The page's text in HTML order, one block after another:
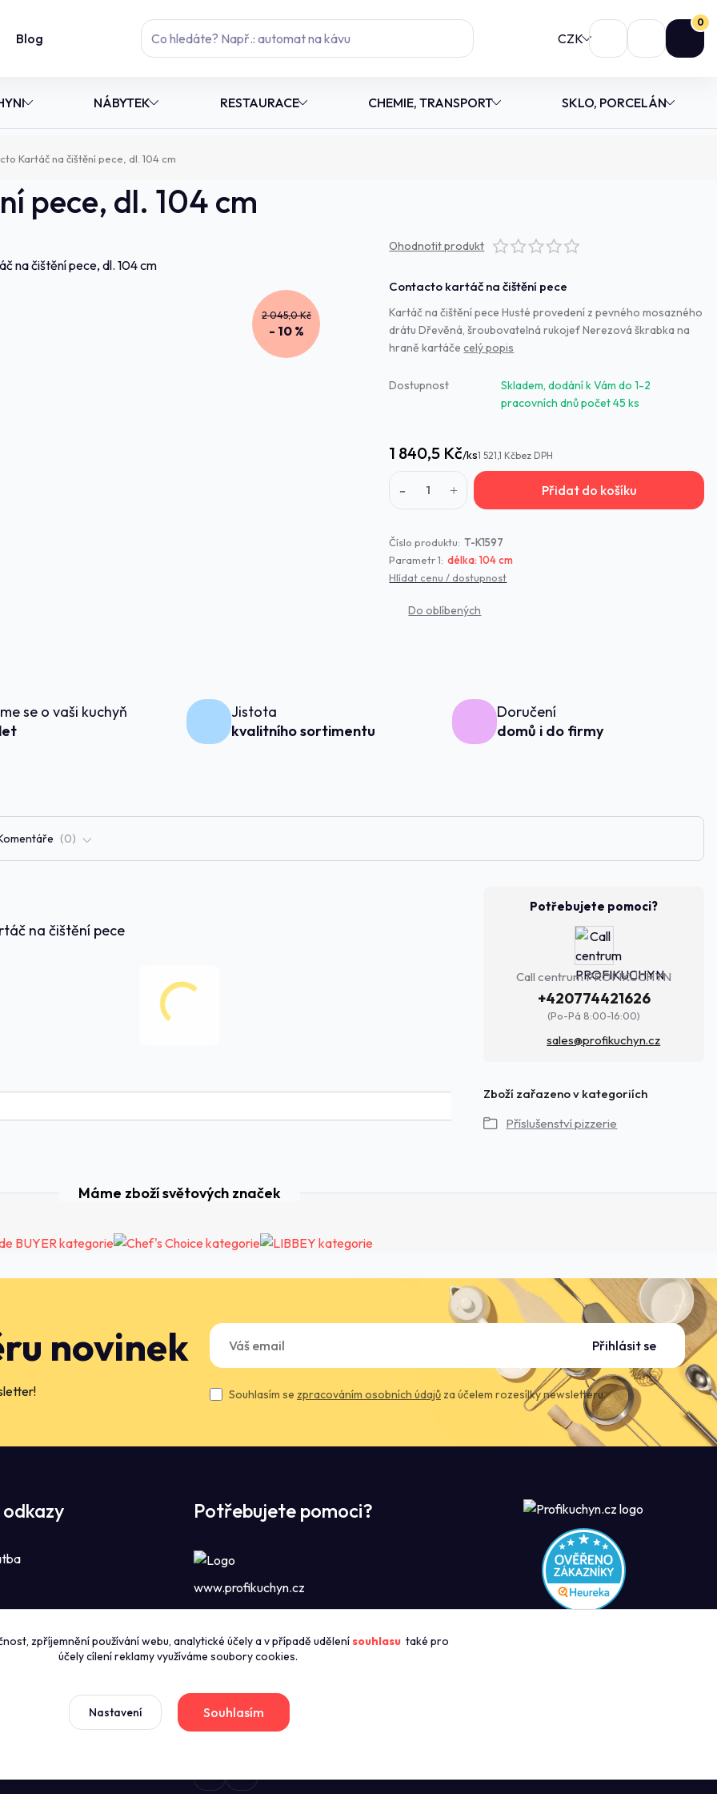
Blog CZK
0
NÁBYTEK RESTAURACE CHEMIE, TRANSPORT SKLO, PORCELÁN
Kartáč na čištění pece, dl. 104 cm
pece, dl. 104 cm
2 045,0 Kč
- 10 %
Ohodnotit produkt
Contacto kartáč na čištění pece
Kartáč na čištění pece Husté provedení z pevného mosazného
drátu Dřevěná, šroubovatelná rukojeť Nerezová škrabka na
hraně kartáčecelý popis
Dostupnost
Skladem, dodání k Vám do 1-2
pracovních dnů počet 45 ks
1 840,5 Kč/ks1 521,1 Kčbez DPH
Přidat do košíku
Číslo produktu: T-K1597
Parametr 1: délka: 104 cm
Hlídat cenu / dostupnost
se o vaši kuchyň
Jistota
kvalitního sortimentu
Doručení
domů i do firmy
0
na čištění pece
Potřebujete pomoci?
Call centrum PROFIKUCHYN
+420774421626
(Po-Pá 8:00-16:00)
sales@profikuchyn.cz
Zboží zařazeno v kategoriích
Příslušenství pizzerie
novinek Přihlásit se
Souhlasím se zpracováním osobních údajůza účelem rozesílky newsletteru.
Máme zboží světových značek
Potřebujete pomoci?
www.profikuchyn.cz
+420774421626
sales@profikuchyn.cz
zpříjemnění používání webu, analytické účely a v případě udělenísouhlasu také pro
účely cílení reklamy využíváme soubory cookies.
Nastavení Souhlasím